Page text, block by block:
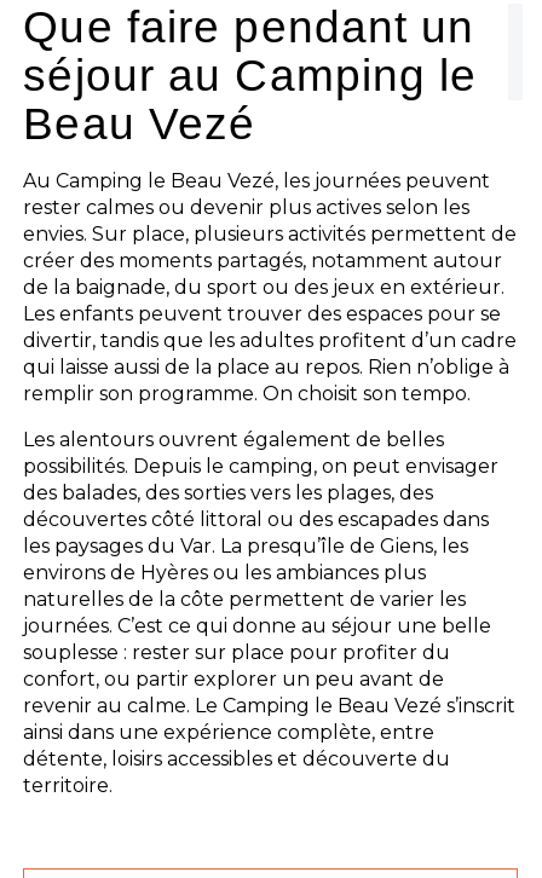
Que faire pendant un
séjour au Camping le
Beau Vezé
Au Camping le Beau Vezé, les journées peuvent
rester calmes ou devenir plus actives selon les
envies. Sur place, plusieurs activités permettent de
créer des moments partagés, notamment autour
de la baignade, du sport ou des jeux en extérieur.
Les enfants peuvent trouver des espaces pour se
divertir, tandis que les adultes profitent d’un cadre
qui laisse aussi de la place au repos. Rien n’oblige à
remplir son programme. On choisit son tempo.
Les alentours ouvrent également de belles
possibilités. Depuis le camping, on peut envisager
des balades, des sorties vers les plages, des
découvertes côté littoral ou des escapades dans
les paysages du Var. La presqu’île de Giens, les
environs de Hyères ou les ambiances plus
naturelles de la côte permettent de varier les
journées. C’est ce qui donne au séjour une belle
souplesse : rester sur place pour profiter du
confort, ou partir explorer un peu avant de
revenir au calme. Le Camping le Beau Vezé s’inscrit
ainsi dans une expérience complète, entre
détente, loisirs accessibles et découverte du
territoire.